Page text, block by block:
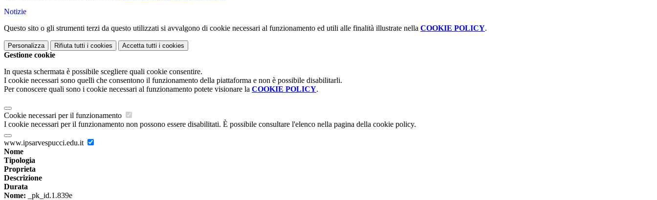
Notizie
Questo sito o gli strumenti terzi da questo utilizzati si avvalgono di cookie necessari al funzionamento ed utili alle finalità illustrate nella COOKIE POLICY.
Personalizza Rifiuta tutti i cookies Accetta tutti i cookies
Gestione cookie
In questa schermata è possibile scegliere quali cookie consentire.
I cookie necessari sono quelli che consentono il funzionamento della piattaforma e non è possibile disabilitarli.
Per conoscere quali sono i cookie necessari al funzionamento potete visionare la COOKIE POLICY.
Cookie necessari per il funzionamento
I cookie necessari per il funzionamento non possono essere disabilitati. È possibile consultare l'elenco nella pagina della cookie policy.
www.ipsarvespucci.edu.it
Nome
Tipologia
Proprieta
Descrizione
Durata
Nome: _pk_id.1.839e